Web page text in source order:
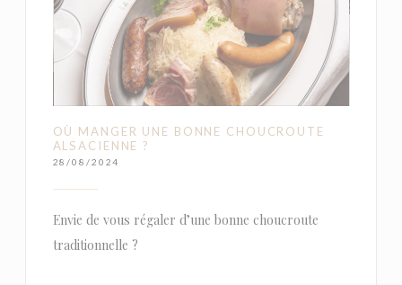
OÙ MANGER UNE BONNE CHOUCROUTE
ALSACIENNE ?
28/08/2024
Envie de vous régaler d’une bonne choucroute
traditionnelle ?